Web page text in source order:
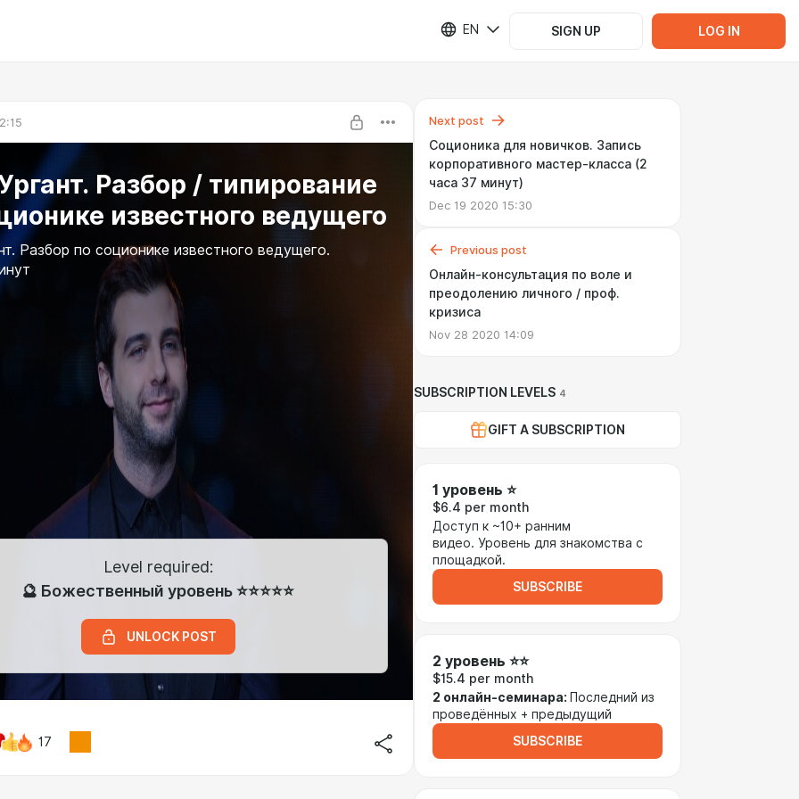
EN SIGN UP LOG IN
Разбор / типирование
известного ведущего
Разбор по соционике известного ведущего.
Level required:
🔮 Божественный уровень ⭐⭐⭐⭐⭐
UNLOCK POST
17
Next post
Соционика для новичков. Запись
корпоративного мастер-класса (2
часа 37 минут)
Dec 19 2020 15:30
Previous post
Онлайн-консультация по воле и
преодолению личного / проф.
кризиса
Nov 28 2020 14:09
SUBSCRIPTION LEVELS 4
GIFT A SUBSCRIPTION
1 уровень ⭐
$6.4 per month
Доступ к ~10+ ранним
видео. Уровень для знакомства с
площадкой.
SUBSCRIBE
2 уровень ⭐⭐
$15.4 per month
2 онлайн-семинара: Последний из
проведённых + предыдущий
SUBSCRIBE